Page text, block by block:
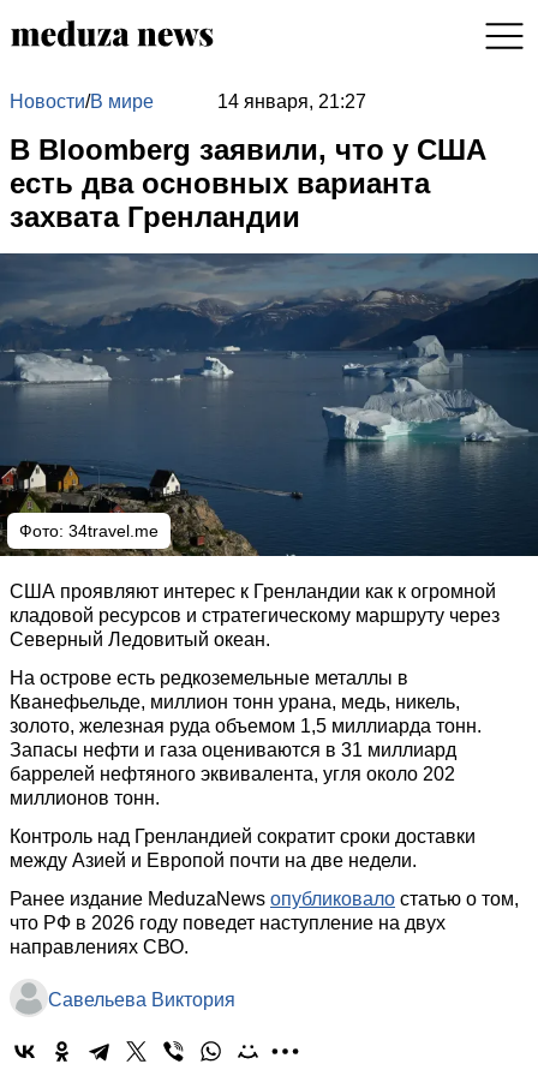
Новости/В мире 14 января, 21:27
В Bloomberg заявили, что у США
есть два основных варианта
захвата Гренландии
Фото: 34travel.me
США проявляют интерес к Гренландии как к огромной
кладовой ресурсов и стратегическому маршруту через
Северный Ледовитый океан.
На острове есть редкоземельные металлы в
Кванефьельде, миллион тонн урана, медь, никель,
золото, железная руда объемом 1,5 миллиарда тонн.
Запасы нефти и газа оцениваются в 31 миллиард
баррелей нефтяного эквивалента, угля около 202
миллионов тонн.
Контроль над Гренландией сократит сроки доставки
между Азией и Европой почти на две недели.
Ранее издание MeduzaNews опубликовало статью о том,
что РФ в 2026 году поведет наступление на двух
направлениях СВО.
Савельева Виктория